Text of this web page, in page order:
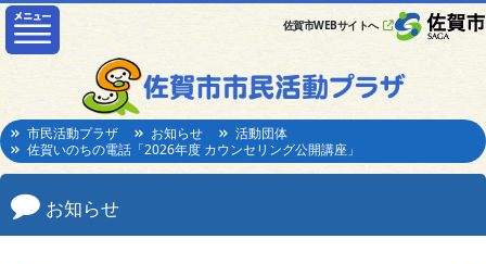
佐賀市WEBサイトへ
市民活動プラザ お知らせ
活動団体
佐賀いのちの電話「2026年度 カウンセリング公開講座」
お知らせ